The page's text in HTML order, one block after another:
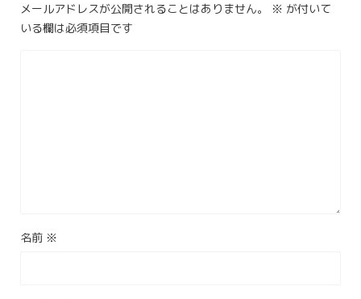
メールアドレスが公開されることはありません。 ※ が付いて
いる欄は必須項目です
名前 ※